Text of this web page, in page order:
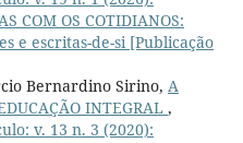
COM OS COTIDIANOS:
e escritas-de-si [Publicação
Bernardino Sirino, A
INTEGRAL ,
v. 13 n. 3 (2020):